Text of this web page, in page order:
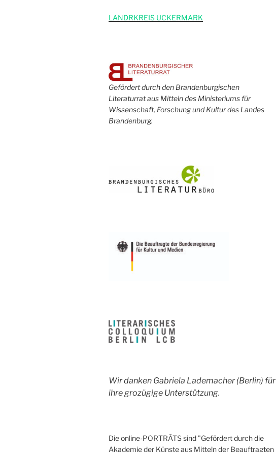
L ANDRKREIS UCKERMARK
Gefördert durch den Brandenburgischen
Literaturrat aus Mitteln des Ministeriums für
Wissenschaft, Forschung und Kultur des Landes
Brandenburg.
Wir danken Gabriela Lademacher (Berlin) für
ihre grozügige Unterstützung.
Die online-PORTRÄTS sind "Gefördert durch die
Akademie der Künste aus Mitteln der Beauftragten